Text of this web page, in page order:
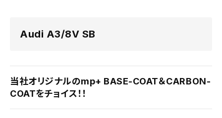
Audi A3/8V SB
当社オリジナルのmp+ BASE-COAT＆CARBON-
COATをチョイス！！